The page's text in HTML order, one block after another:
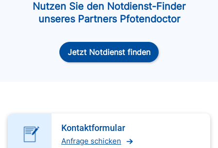
Nutzen Sie den Notdienst-Finder
unseres Partners Pfotendoctor
Jetzt Notdienst finden
Kontaktformular
Anfrage schicken